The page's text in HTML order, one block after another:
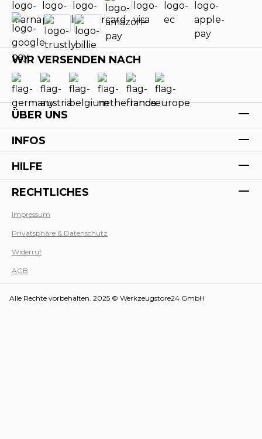
WIR VERSENDEN NACH
ÜBER UNS
INFOS
HILFE
RECHTLICHES
Impressum
Privatsphäre & Datenschutz
Widerruf
AGB
Alle Rechte vorbehalten. 2025 © Werkzeugstore24 GmbH